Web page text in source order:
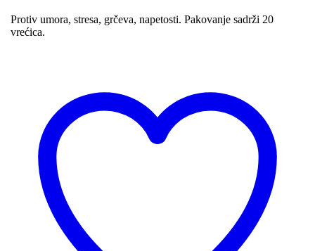
Protiv umora, stresa, grčeva, napetosti. Pakovanje sadrži 20
vrećica.